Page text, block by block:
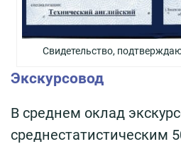
Свидетельство,
Экскурсовод
В среднем оклад
среднестатистическим